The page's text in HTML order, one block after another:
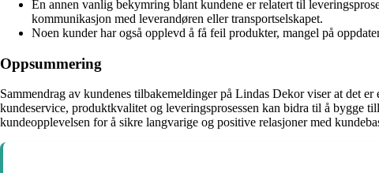
En annen vanlig bekymring blant kundene er relatert til
kommunikasjon med leverandøren eller transportselskapet.
Noen kunder har også opplevd å få feil produkter, mangel på
Oppsummering
Sammendrag av kundenes tilbakemeldinger på Lindas Dekor viser at det
kundeservice, produktkvalitet og leveringsprosessen kan bidra til å bygge
kundeopplevelsen for å sikre langvarige og positive relasjoner med